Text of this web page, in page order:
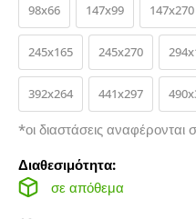
98x66 147x99 147x270
245x165 245x270
392x264 441x297
*οι διαστάσεις
Διαθεσιμότητα:
σε απόθεμα